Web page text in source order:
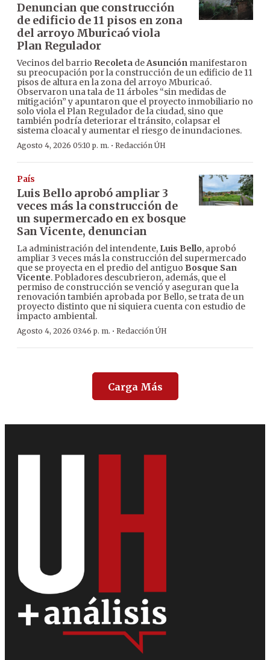
Denuncian que construcción
de edificio de 11 pisos en zona
del arroyo Mburicaó viola
Plan Regulador
Vecinos del barrio Recoleta deAsunción manifestaron
su preocupación por la construcción de un edificio de 11
pisos de altura en la zona del arroyo Mburicaó.
Observaron una tala de 11 árboles “sin medidas de
mitigación” y apuntaron que el proyecto inmobiliario no
solo viola el Plan Regulador de la ciudad, sino que
también podría deteriorar el tránsito, colapsar el
sistema cloacal y aumentar el riesgo de inundaciones.
Agosto 4, 2026 05:10 p. m. · Redacción ÚH
País
Luis Bello aprobó ampliar 3
veces más la construcción de
un supermercado en ex bosque
San Vicente, denuncian
La administración del intendente, Luis Bello, aprobó
ampliar 3 veces más la construcción del supermercado
que se proyecta en el predio del antiguo Bosque San
Vicente. Pobladores descubrieron, además, que el
permiso de construcción se venció y aseguran que la
renovación también aprobada por Bello, se trata de un
proyecto distinto que ni siquiera cuenta con estudio de
impacto ambiental.
Agosto 4, 2026 03:46 p. m. · Redacción ÚH
Carga Más